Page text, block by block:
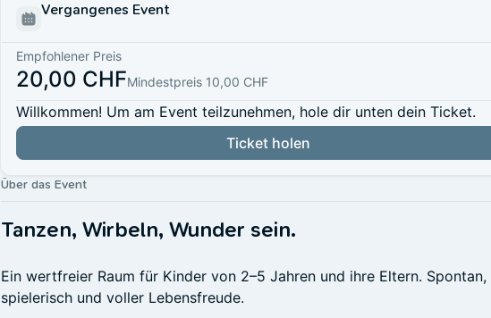
Vergangenes Event
Empfohlener Preis
20,00 CHFMindestpreis 10,00 CHF
Willkommen! Um am Event teilzunehmen, hole dir unten dein Ticket.
Ticket holen
Über das Event
Tanzen, Wirbeln, Wunder sein.
Ein wertfreier Raum für Kinder von 2–5 Jahren und ihre Eltern. Spontan,
spielerisch und voller Lebensfreude.